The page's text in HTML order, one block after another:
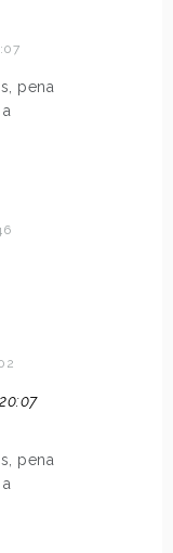
pena
pena